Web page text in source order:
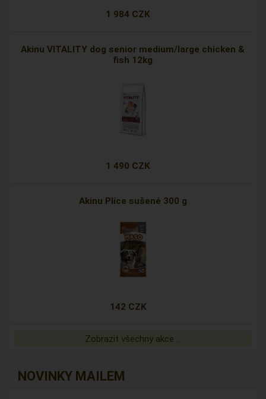
1 984 CZK
Akinu VITALITY dog senior medium/large chicken &
fish 12kg
1 490 CZK
Akinu Plíce sušené 300 g
142 CZK
Zobrazit všechny akce ...
NOVINKY MAILEM